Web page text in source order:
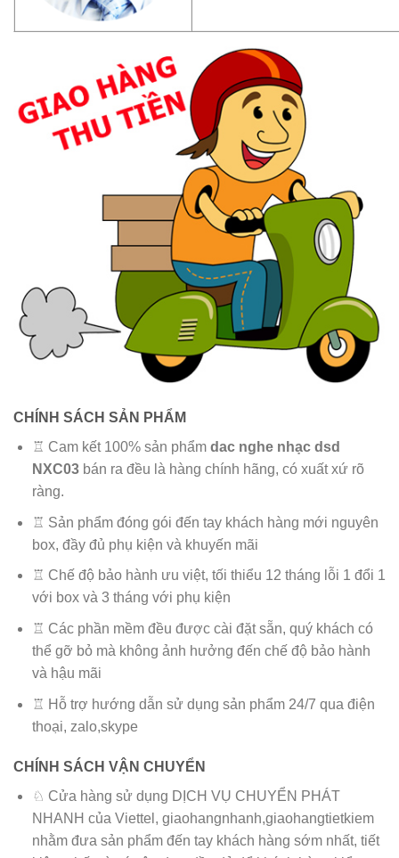
CHÍNH SÁCH SẢN PHẨM
♖ Cam kết 100% sản phẩm dac nghe nhạc dsd
NXC03bán ra đều là hàng chính hãng, có xuất xứ rõ
ràng.
♖ Sản phẩm đóng gói đến tay khách hàng mới nguyên
box, đầy đủ phụ kiện và khuyến mãi
♖ Chế độ bảo hành ưu việt, tối thiểu 12 tháng lỗi 1 đổi 1
với box và 3 tháng với phụ kiện
♖ Các phần mềm đều được cài đặt sẵn, quý khách có
thể gỡ bỏ mà không ảnh hưởng đến chế độ bảo hành
và hậu mãi
♖ Hỗ trợ hướng dẫn sử dụng sản phẩm 24/7 qua điện
thoại, zalo,skype
CHÍNH SÁCH VẬN CHUYỂN
♘ Cửa hàng sử dụng DỊCH VỤ CHUYỂN PHÁT
NHANH của Viettel, giaohangnhanh,giaohangtietkiem
nhằm đưa sản phẩm đến tay khách hàng sớm nhất, tiết